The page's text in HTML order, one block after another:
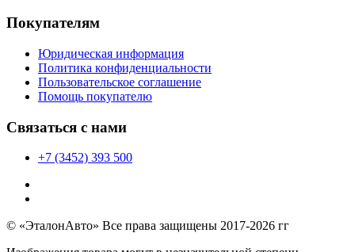
Покупателям
Юридическая информация
Политика конфиденциальности
Пользовательское соглашение
Помощь покупателю
Связаться с нами
+7 (3452) 393 500
© «ЭталонАвто» Все права защищены 2017-2026 гг